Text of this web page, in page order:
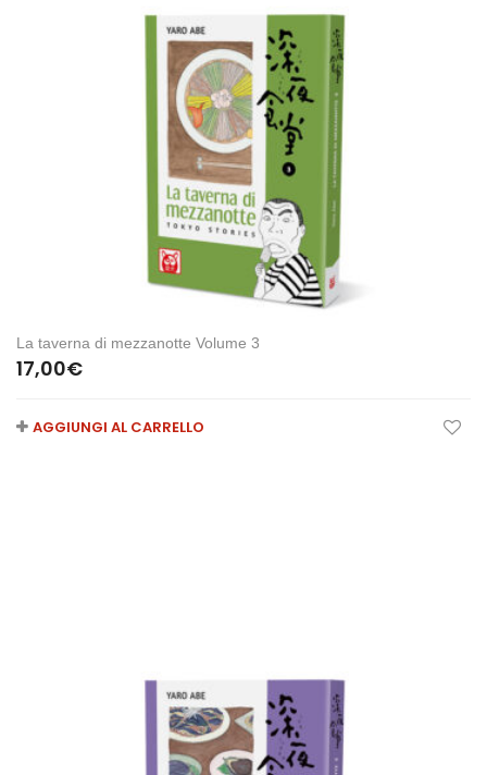
La taverna di mezzanotte Volume 3
17,00€
AGGIUNGI AL CARRELLO